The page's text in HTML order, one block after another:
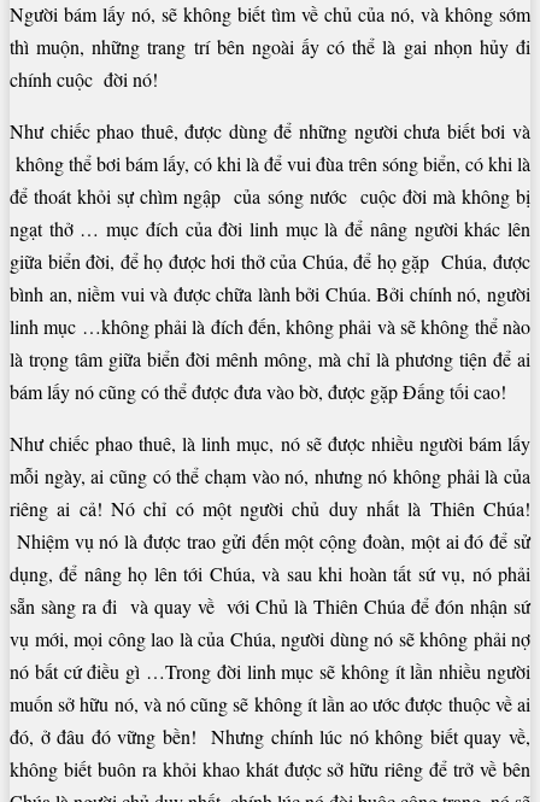
Người bám lấy nó, sẽ không biết tìm về chủ của nó, và không sớm
thì muộn, những trang trí bên ngoài ấy có thể là gai nhọn hủy đi
chính cuộc đời nó!
Như chiếc phao thuê, được dùng để những người chưa biết bơi và
không thể bơi bám lấy, có khi là để vui đùa trên sóng biển, có khi là
để thoát khỏi sự chìm ngập của sóng nước cuộc đời mà không bị
ngạt thở … mục đích của đời linh mục là để nâng người khác lên
giữa biển đời, để họ được hơi thở của Chúa, để họ gặp Chúa, được
bình an, niềm vui và được chữa lành bởi Chúa. Bởi chính nó, người
linh mục …không phải là đích đến, không phải và sẽ không thể nào
là trọng tâm giữa biển đời mênh mông, mà chỉ là phương tiện để ai
bám lấy nó cũng có thể được đưa vào bờ, được gặp Đấng tối cao!
Như chiếc phao thuê, là linh mục, nó sẽ được nhiều người bám lấy
mỗi ngày, ai cũng có thể chạm vào nó, nhưng nó không phải là của
riêng ai cả! Nó chỉ có một người chủ duy nhất là Thiên Chúa!
Nhiệm vụ nó là được trao gửi đến một cộng đoàn, một ai đó để sử
dụng, để nâng họ lên tới Chúa, và sau khi hoàn tất sứ vụ, nó phải
sẵn sàng ra đi và quay về với Chủ là Thiên Chúa để đón nhận sứ
vụ mới, mọi công lao là của Chúa, người dùng nó sẽ không phải nợ
nó bất cứ điều gì …Trong đời linh mục sẽ không ít lần nhiều người
muốn sở hữu nó, và nó cũng sẽ không ít lần ao ước được thuộc về ai
đó, ở đâu đó vững bền! Nhưng chính lúc nó không biết quay về,
không biết buôn ra khỏi khao khát được sở hữu riêng để trở về bên